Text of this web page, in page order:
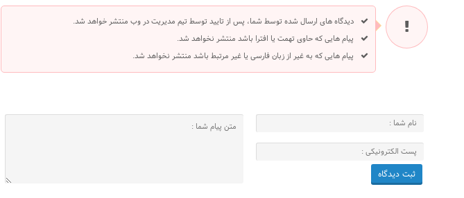
دیدگاه های ارسال شده توسط شما، پس از تایید توسط تیم مدیریت در وب منتشر خواهد شد.
پیام هایی که حاوی تهمت یا افترا باشد منتشر نخواهد شد.
پیام هایی که به غیر از زبان فارسی یا غیر مرتبط باشد منتشر نخواهد شد.